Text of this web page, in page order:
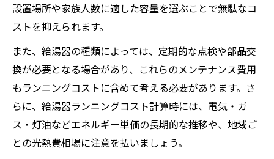
設置場所や家族人数に適した容量を選ぶことで無駄なコ
ストを抑えられます。
また、給湯器の種類によっては、定期的な点検や部品交
換が必要となる場合があり、これらのメンテナンス費用
もランニングコストに含めて考える必要があります。さ
らに、給湯器ランニングコスト計算時には、電気・ガ
ス・灯油などエネルギー単価の長期的な推移や、地域ご
との光熱費相場に注意を払いましょう。